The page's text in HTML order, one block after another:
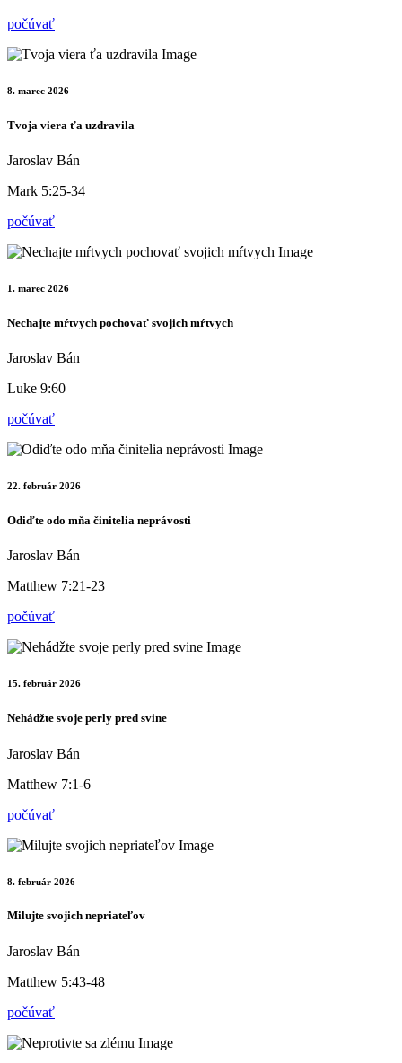
počúvať
8. marec 2026
Tvoja viera ťa uzdravila
Jaroslav Bán
Mark 5:25-34
počúvať
1. marec 2026
Nechajte mŕtvych pochovať svojich mŕtvych
Jaroslav Bán
Luke 9:60
počúvať
22. február 2026
Odiďte odo mňa činitelia neprávosti
Jaroslav Bán
Matthew 7:21-23
počúvať
15. február 2026
Nehádžte svoje perly pred svine
Jaroslav Bán
Matthew 7:1-6
počúvať
8. február 2026
Milujte svojich nepriateľov
Jaroslav Bán
Matthew 5:43-48
počúvať